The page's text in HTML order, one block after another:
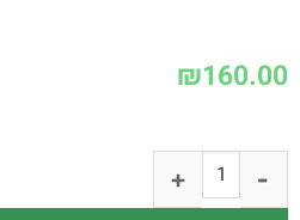
₪160.00